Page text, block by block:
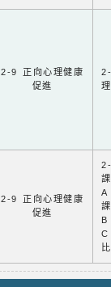
2-9 正向心理健康
促進
2-9 正向心理健康
促進
A
B
C